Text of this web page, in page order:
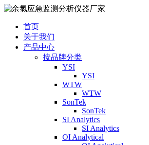
首页
关于我们
产品中心
按品牌分类
YSI
YSI
WTW
WTW
SonTek
SonTek
SI Analytics
SI Analytics
OI Analytical